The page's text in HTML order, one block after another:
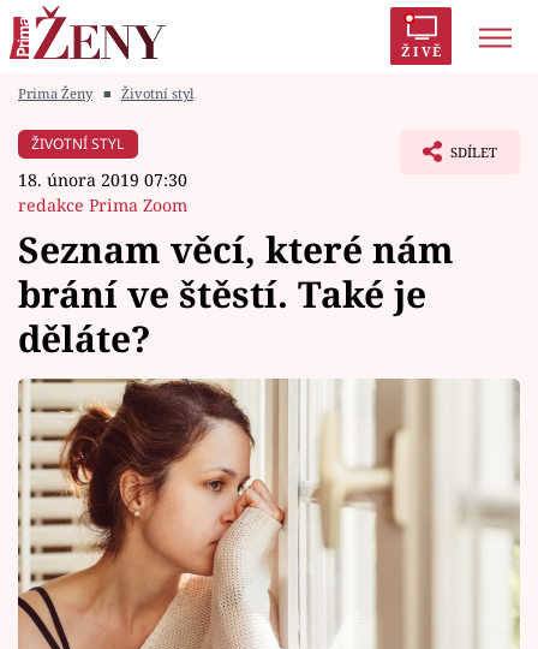
ŽIVĚ
Módní alarm
Témata
Celebrity
Vztahy
Seriály
Horoskopy
Sledujte prima+
Prima Ženy ■ Životní styl
ŽIVOTNÍ STYL
18. února 2019 07:30
redakce Prima Zoom
SDÍLET
Seznam věcí, které nám
brání ve štěstí. Také je
děláte?